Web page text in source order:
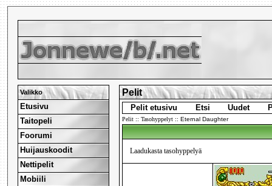
Valikko
Etusivu
Taitopeli
Foorumi
Huijauskoodit
Nettipelit
Mobiili
Pelit
Pelit etusivu Etsi Uudet
Pelit ::Tasohyppelyt ::Eternal Daughter
Laadukasta tasohyppelyä